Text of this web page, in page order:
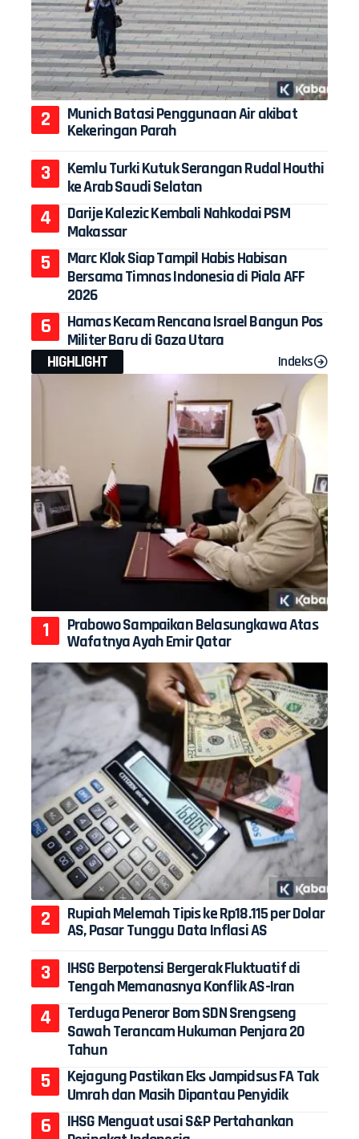
Munich Batasi Penggunaan Air akibat
Kekeringan Parah
Kemlu Turki Kutuk Serangan Rudal Houthi
ke Arab Saudi Selatan
Darije Kalezic Kembali Nahkodai PSM
Makassar
Marc Klok Siap Tampil Habis Habisan
Bersama Timnas Indonesia di Piala AFF
2026
Hamas Kecam Rencana Israel Bangun Pos
Militer Baru di Gaza Utara
HIGHLIGHT
Indeks
Prabowo Sampaikan Belasungkawa Atas
Wafatnya Ayah Emir Qatar
Rupiah Melemah Tipis ke Rp18.115 per Dolar
AS, Pasar Tunggu Data Inflasi AS
IHSG Berpotensi Bergerak Fluktuatif di
Tengah Memanasnya Konflik AS-Iran
Terduga Peneror Bom SDN Srengseng
Sawah Terancam Hukuman Penjara 20
Tahun
Kejagung Pastikan Eks Jampidsus FA Tak
Umrah dan Masih Dipantau Penyidik
IHSG Menguat usai S&P Pertahankan